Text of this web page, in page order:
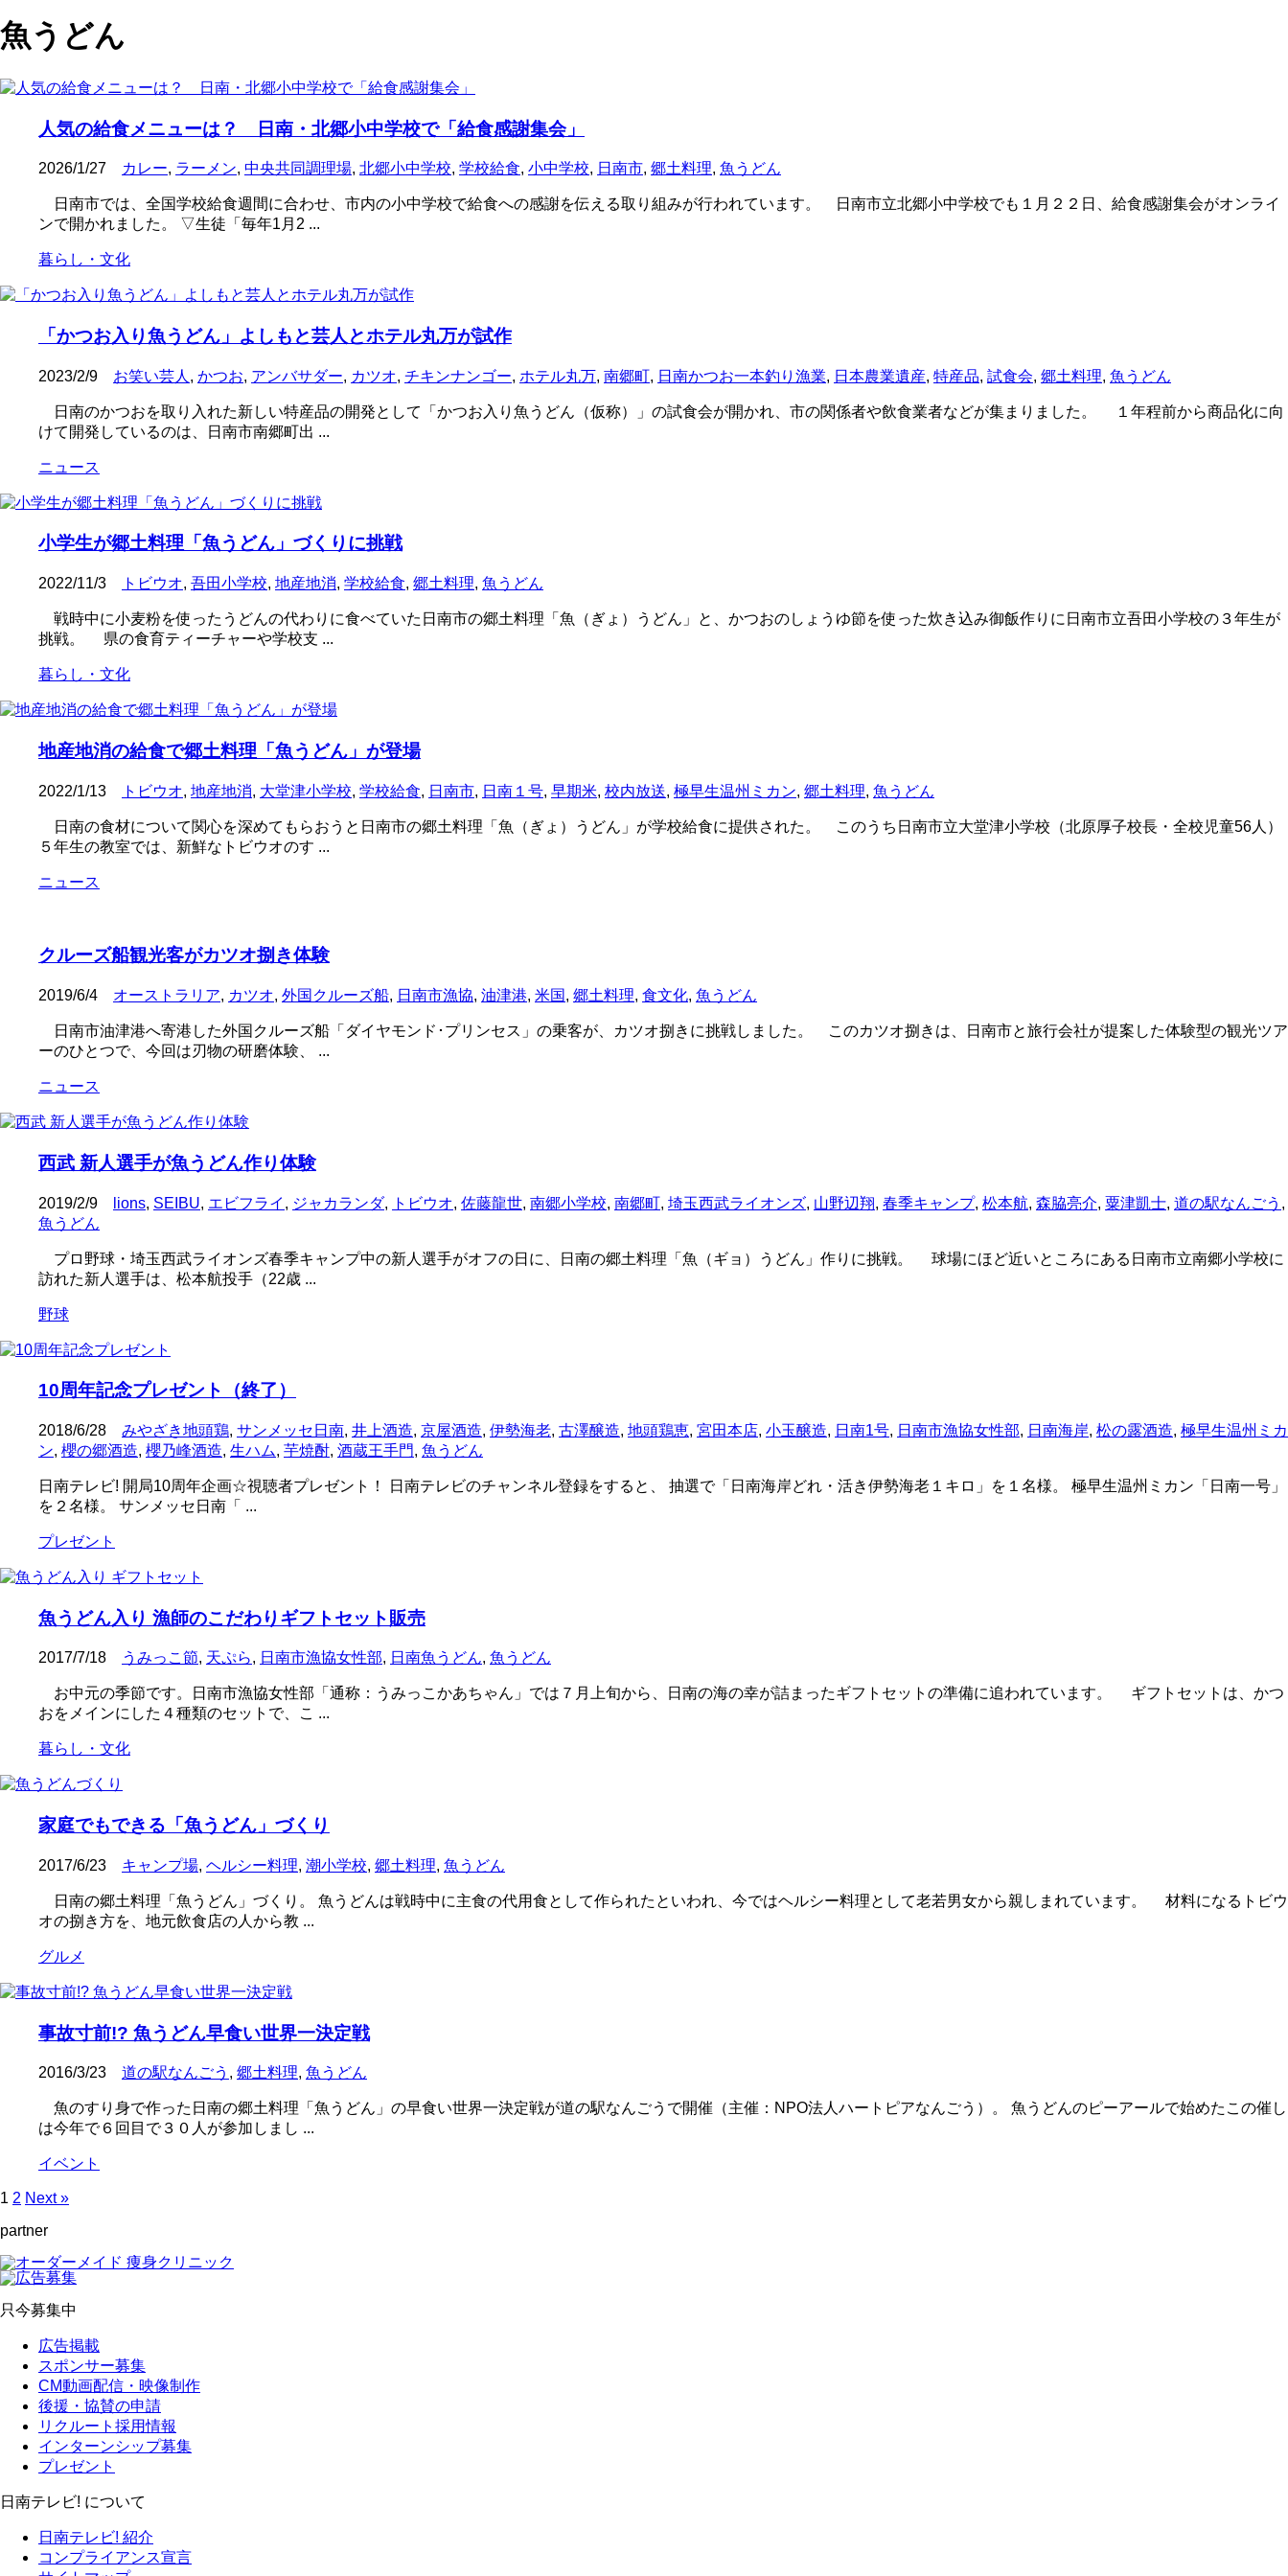
魚うどん
人気の給食メニューは？ 日南・北郷小中学校で「給食感謝集会」
2026/1/27 カレー, ラーメン, 中央共同調理場, 北郷小中学校, 学校給食, 小中学校, 日南市, 郷土料理, 魚うどん
日南市では、全国学校給食週間に合わせ、市内の小中学校で給食への感謝を伝える取り組みが行われています。 日南市立北郷小中学校でも１月２２日、給食感謝集会がオンライ
ンで開かれました。 ▽生徒「毎年1月2 ...
暮らし・文化
「かつお入り魚うどん」よしもと芸人とホテル丸万が試作
2023/2/9 お笑い芸人 , かつお, アンバサダー, カツオ, チキンナンゴー, ホテル丸万, 南郷町, 日南かつお一本釣り漁業, 日本農業遺産, 特産品, 試食会, 郷土料理, 魚うどん
日南のかつおを取り入れた新しい特産品の開発として「かつお入り魚うどん（仮称）」の試食会が開かれ、市の関係者や飲食業者などが集まりました。 １年程前から商品化に向
けて開発しているのは、日南市南郷町出 ...
ニュース
小学生が郷土料理「魚うどん」づくりに挑戦
2022/11/3 トビウオ, 吾田小学校, 地産地消, 学校給食, 郷土料理, 魚うどん
戦時中に小麦粉を使ったうどんの代わりに食べていた日南市の郷土料理「魚（ぎょ）うどん」と、かつおのしょうゆ節を使った炊き込み御飯作りに日南市立吾田小学校の３年生が
挑戦。 県の食育ティーチャーや学校支 ...
暮らし・文化
地産地消の給食で郷土料理「魚うどん」が登場
2022/1/13 トビウオ, 地産地消, 大堂津小学校, 学校給食, 日南市, 日南１号, 早期米, 校内放送, 極早生温州ミカン, 郷土料理, 魚うどん
日南の食材について関心を深めてもらおうと日南市の郷土料理「魚（ぎょ）うどん」が学校給食に提供された。 このうち日南市立大堂津小学校（北原厚子校長・全校児童56人）
５年生の教室では、新鮮なトビウオのす ...
ニュース
クルーズ船観光客がカツオ捌き体験
2019/6/4 オーストラリア, カツオ, 外国クルーズ船, 日南市漁協, 油津港, 米国, 郷土料理, 食文化, 魚うどん
日南市油津港へ寄港した外国クルーズ船「ダイヤモンド･プリンセス」の乗客が、カツオ捌きに挑戦しました。 このカツオ捌きは、日南市と旅行会社が提案した体験型の観光ツア
ーのひとつで、今回は刃物の研磨体験、 ...
ニュース
西武 新人選手が魚うどん作り体験
2019/2/9 lions, SEIBU, エビフライ , ジャカランダ, トビウオ, 佐藤龍世, 南郷小学校, 南郷町, 埼玉西武ライオンズ, 山野辺翔, 春季キャンプ, 松本航, 森脇亮介, 粟津凱士, 道の駅なんごう ,
魚うどん
プロ野球・埼玉西武ライオンズ春季キャンプ中の新人選手がオフの日に、日南の郷土料理「魚（ギョ）うどん」作りに挑戦。 球場にほど近いところにある日南市立南郷小学校に
訪れた新人選手は、松本航投手（22歳 ...
野球
10周年記念プレゼント（終了）
2018/6/28 みやざき地頭鶏, サンメッセ日南, 井上酒造, 京屋酒造, 伊勢海老, 古澤醸造, 地頭鶏恵, 宮田本店, 小玉醸造, 日南1号, 日南市漁協女性部, 日南海岸, 松の露酒造, 極早生温州ミカ
ン, 櫻の郷酒造, 櫻乃峰酒造, 生ハム, 芋焼酎, 酒蔵王手門, 魚うどん
日南テレビ! 開局10周年企画☆視聴者プレゼント！ 日南テレビのチャンネル登録をすると、 抽選で「日南海岸どれ・活き伊勢海老１キロ」を１名様。 極早生温州ミカン「日南一号」
を２名様。 サンメッセ日南「 ...
プレゼント
魚うどん入り 漁師のこだわりギフトセット販売
2017/7/18 うみっこ節, 天ぷら, 日南市漁協女性部, 日南魚うどん, 魚うどん
お中元の季節です。日南市漁協女性部「通称：うみっこかあちゃん」では７月上旬から、日南の海の幸が詰まったギフトセットの準備に追われています。 ギフトセットは、かつ
おをメインにした４種類のセットで、こ ...
暮らし・文化
家庭でもできる「魚うどん」づくり
2017/6/23 キャンプ場, ヘルシー料理, 潮小学校, 郷土料理, 魚うどん
日南の郷土料理「魚うどん」づくり。 魚うどんは戦時中に主食の代用食として作られたといわれ、今ではヘルシー料理として老若男女から親しまれています。 材料になるトビウ
オの捌き方を、地元飲食店の人から教 ...
グルメ
事故寸前!? 魚うどん早食い世界一決定戦
2016/3/23 道の駅なんごう , 郷土料理, 魚うどん
魚のすり身で作った日南の郷土料理「魚うどん」の早食い世界一決定戦が道の駅なんごうで開催（主催：NPO法人ハートピアなんごう）。 魚うどんのピーアールで始めたこの催し
は今年で６回目で３０人が参加しまし ...
イベント
1 2 Next »
partner
只今募集中
広告掲載
スポンサー募集
CM動画配信・映像制作
後援・協賛の申請
リクルート採用情報
インターンシップ募集
プレゼント
日南テレビ! について
日南テレビ! 紹介
コンプライアンス宣言